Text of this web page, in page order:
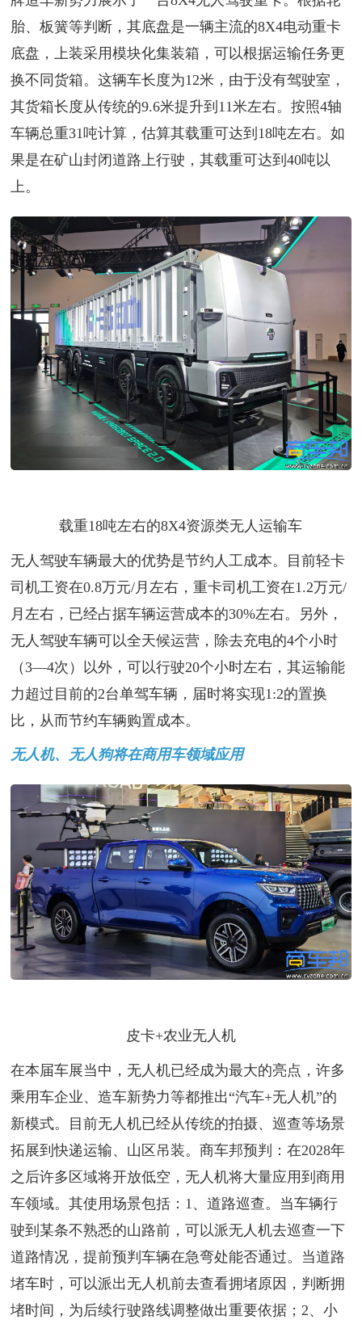
胎、板簧等判断，其底盘是一辆主流的8X4电动重卡
底盘，上装采用模块化集装箱，可以根据运输任务更
换不同货箱。这辆车长度为12米，由于没有驾驶室，
其货箱长度从传统的9.6米提升到11米左右。按照4轴
车辆总重31吨计算，估算其载重可达到18吨左右。如
果是在矿山封闭道路上行驶，其载重可达到40吨以
上。
载重18吨左右的8X4资源类无人运输车
无人驾驶车辆最大的优势是节约人工成本。目前轻卡
司机工资在0.8万元/月左右，重卡司机工资在1.2万元/
月左右，已经占据车辆运营成本的30%左右。另外，
无人驾驶车辆可以全天候运营，除去充电的4个小时
（3—4次）以外，可以行驶20个小时左右，其运输能
力超过目前的2台单驾车辆，届时将实现1:2的置换
比，从而节约车辆购置成本。
无人机、无人狗将在商用车领域应用
皮卡+农业无人机
在本届车展当中，无人机已经成为最大的亮点，许多
乘用车企业、造车新势力等都推出“汽车+无人机”的
新模式。目前无人机已经从传统的拍摄、巡查等场景
拓展到快递运输、山区吊装。商车邦预判：在2028年
之后许多区域将开放低空，无人机将大量应用到商用
车领域。其使用场景包括：1、道路巡查。当车辆行
驶到某条不熟悉的山路前，可以派无人机去巡查一下
道路情况，提前预判车辆在急弯处能否通过。当道路
堵车时，可以派出无人机前去查看拥堵原因，判断拥
堵时间，为后续行驶路线调整做出重要依据；2、小